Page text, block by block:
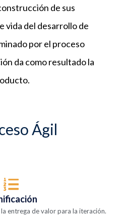
de sus
vida del desarrollo de
por el proceso
da como resultado la
Ágil
entrega de valor para la iteración.